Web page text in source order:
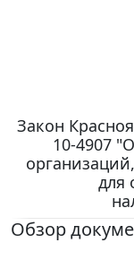
Закон
10-4907
для
Обзор